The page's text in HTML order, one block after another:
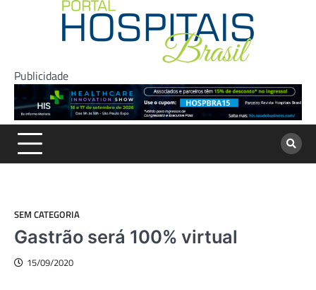
Publicidade
SEM CATEGORIA
Gastrão será 100% virtual
15/09/2020